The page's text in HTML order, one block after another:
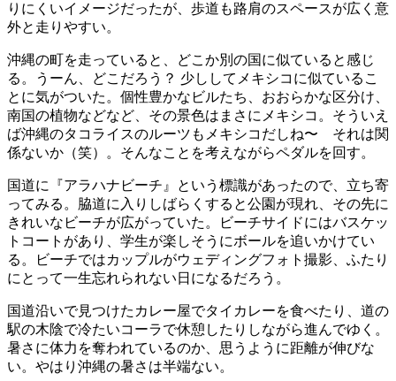
りにくいイメージだったが、歩道も路肩のスペースが広く意
外と走りやすい。
沖縄の町を走っていると、どこか別の国に似ていると感じ
る。うーん、どこだろう？ 少ししてメキシコに似ているこ
とに気がついた。個性豊かなビルたち、おおらかな区分け、
南国の植物などなど、その景色はまさにメキシコ。そういえ
ば沖縄のタコライスのルーツもメキシコだしね〜 それは関
係ないか（笑）。そんなことを考えながらペダルを回す。
国道に『アラハナビーチ』という標識があったので、立ち寄
ってみる。脇道に入りしばらくすると公園が現れ、その先に
きれいなビーチが広がっていた。ビーチサイドにはバスケッ
トコートがあり、学生が楽しそうにボールを追いかけてい
る。ビーチではカップルがウェディングフォト撮影、ふたり
にとって一生忘れられない日になるだろう。
国道沿いで見つけたカレー屋でタイカレーを食べたり、道の
駅の木陰で冷たいコーラで休憩したりしながら進んでゆく。
暑さに体力を奪われているのか、思うように距離が伸びな
い。やはり沖縄の暑さは半端ない。